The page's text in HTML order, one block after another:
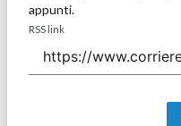
appunti.
RSS link